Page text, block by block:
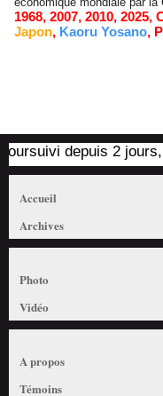
1968, 2007, 2010, 2025,
Japon, Kaoru Yosano,
depuis 2 jours,
Accueil
Archives
Photo
Vidéo
A propos
Témoins